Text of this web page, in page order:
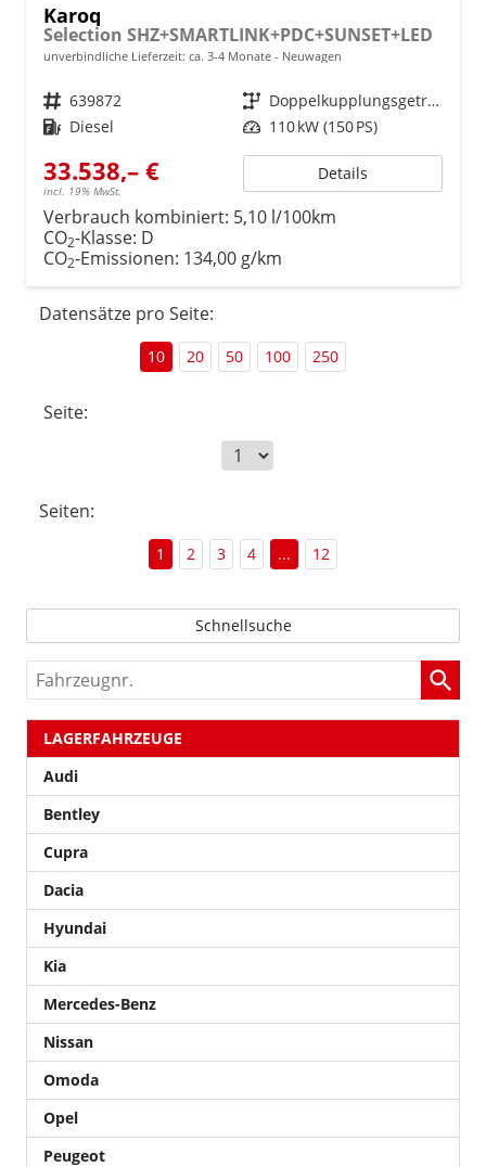
Karoq
Selection SHZ+SMARTLINK+PDC+SUNSET+LED
unverbindliche Lieferzeit: ca. 3-4 Monate Neuwagen
Fahrzeugnr. 639872 Getriebe
Doppelkupplungsgetriebe (DSG)
Kraftstoff Diesel Leistung 110 kW (150 PS)
33.538,– €
incl. 19% MwSt.
Details
Verbrauch kombiniert: 5,10 l/100km
CO2-Klasse: D
CO2-Emissionen: 134,00 g/km
Datensätze pro Seite:
10 20 50 100 250
Seite:
Seiten:
1 2 3 4 ... 12
Schnellsuche
Fahrzeugnr.
LAGERFAHRZEUGE
Audi
Bentley
Cupra
Dacia
Hyundai
Kia
Mercedes-Benz
Nissan
Omoda
Opel
Peugeot